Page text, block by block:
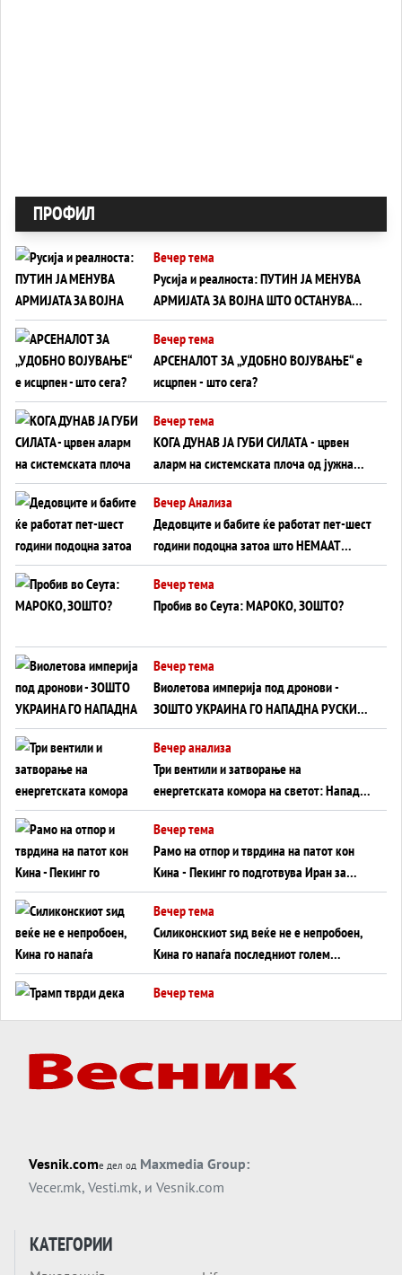
ПРОФИЛ
Вечер тема
Русија и реалноста: ПУТИН ЈА МЕНУВА
АРМИЈАТА ЗА ВОЈНА ШТО ОСТАНУВА
БЕЗ ФРОНТ
Вечер тема
АРСЕНАЛОТ ЗА „УДОБНО ВОЈУВАЊЕ“ е
исцрпен - што сега?
Вечер тема
КОГА ДУНАВ ЈА ГУБИ СИЛАТА - црвен
аларм на системската плоча од јужна
Германија до Црното Море...
Вечер Анализа
Дедовците и бабите ќе работат пет-шест
години подоцна затоа што НЕМААТ
ВНУЦИ ДА ГИ ЗАМЕНАТ
Вечер тема
Пробив во Сеута: МАРОКО, ЗОШТО?
Вечер тема
Виолетова империја под дронови -
ЗОШТО УКРАИНА ГО НАПАДНА РУСКИОТ
WILDBERRIES
Вечер анализа
Три вентили и затворање на
енергетската комора на светот: Нападот
во Суец најавува глобален енергетски
инфаркт?
Вечер тема
Рамо на отпор и тврдина на патот кон
Кина - Пекинг го подготвува Иран за
американска копнена инвазија
Вечер тема
Силиконскиот ѕид веќе не е непробоен,
Кина го напаѓа последниот голем
монопол на Западот?
Вечер тема
Вечер тема
ДЛАБОКО УДОЛУ: Сметководствените
Вечер тема
АТОМСКО ДОМИНО НА БЛИСКИОТ
ИСТОК
Vesnik.comе дел од Maxmedia Group:
Vecer.mk, Vesti.mk, и Vesnik.com
КАТЕГОРИИ